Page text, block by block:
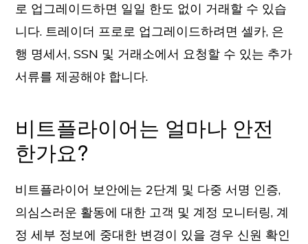
로 업그레이드하면 일일 한도 없이 거래할 수 있습
니다. 트레이더 프로로 업그레이드하려면 셀카, 은
행 명세서, SSN 및 거래소에서 요청할 수 있는 추가
서류를 제공해야 합니다.
비트플라이어는 얼마나 안전
한가요?
비트플라이어 보안에는 2단계 및 다중 서명 인증,
의심스러운 활동에 대한 고객 및 계정 모니터링, 계
정 세부 정보에 중대한 변경이 있을 경우 신원 확인